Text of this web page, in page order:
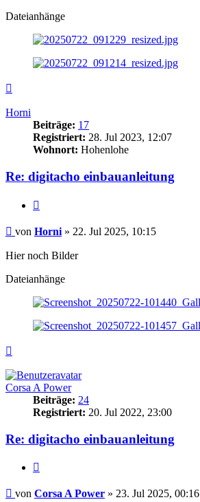
Dateianhänge
Horni
Beiträge: 17
Registriert: 28. Jul 2023, 12:07
Wohnort: Hohenlohe
Re: digitacho einbauanleitung
Beitrag
von Horni » 22. Jul 2025, 10:15
Hier noch Bilder
Dateianhänge
Corsa A Power
Beiträge: 24
Registriert: 20. Jul 2022, 23:00
Re: digitacho einbauanleitung
Beitrag
von Corsa A Power » 23. Jul 2025, 00:16